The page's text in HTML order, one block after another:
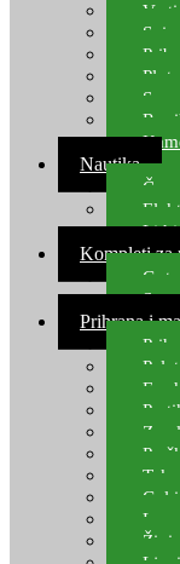
Nautika
Kompleti za
Prihrana i
Gel
Živi